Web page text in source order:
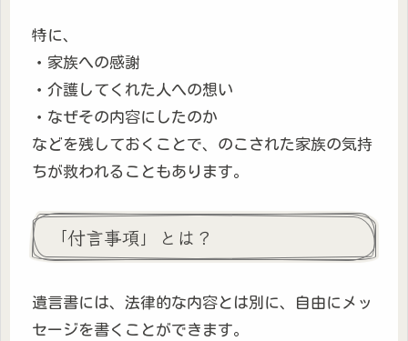
特に、
・家族への感謝
・介護してくれた人への想い
・なぜその内容にしたのか
などを残しておくことで、のこされた家族の気持
ちが救われることもあります。
「付言事項」とは？
遺言書には、法律的な内容とは別に、自由にメッ
セージを書くことができます。